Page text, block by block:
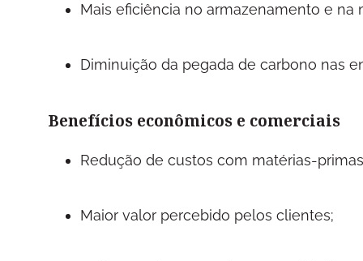
Mais eficiência no armazenamento e
Diminuição da pegada de carbono nas
Benefícios econômicos e comerciais
Redução de custos com matérias-
Maior valor percebido pelos clientes;